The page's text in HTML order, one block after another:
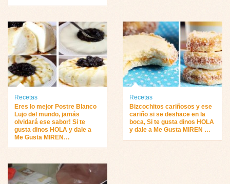
Recetas
Eres lo mejor Postre Blanco
Lujo del mundo, jamás
olvidará ese sabor! Si te
gusta dinos HOLA y dale a
Me Gusta MIREN…
Recetas
Bizcochitos cariñosos y ese
cariño si se deshace en la
boca, Si te gusta dinos HOLA
y dale a Me Gusta MIREN …